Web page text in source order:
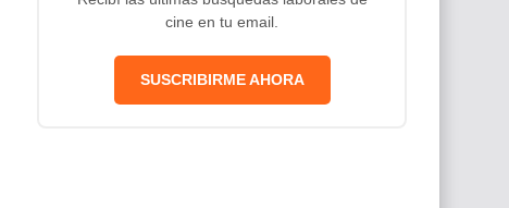
cine en tu email.
SUSCRIBIRME AHORA